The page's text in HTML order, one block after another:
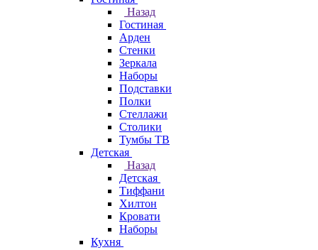
Назад
Гостиная
Арден
Стенки
Зеркала
Наборы
Подставки
Полки
Стеллажи
Столики
Тумбы ТВ
Детская
Назад
Детская
Тиффани
Хилтон
Кровати
Наборы
Кухня